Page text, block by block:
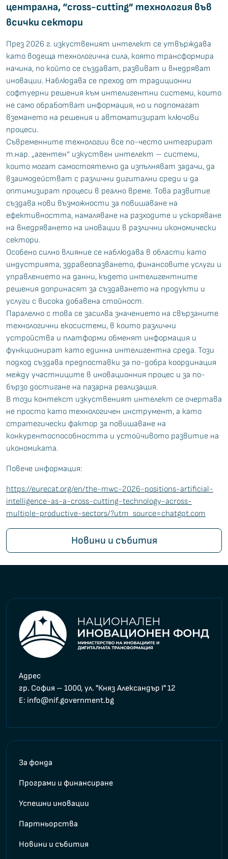
Новини и събития
централна, “cross-cutting” технология във
всички сектори
През 2026 г. изкуственият интелект се утвърждава
като водеща технологична сила, която трансформира
начина, по който се създават, развиват и внедряват
иновации. Наблюдава се преход от традиционни
софтуерни решения към интелигентни системи, които
не само обработват информация, но и подпомагат
вземането на решения и автоматизират ключови
процеси.
Съвременните технологии все по-често интегрират
т.нар. „агентен“ изкуствен интелект – системи,
които могат самостоятелно да изпълняват задачи, да
взаимодействат с различни дигитални среди и да
оптимизират процеси в реално време. Това развитие
създава нови възможности за повишаване на
ефективността, намаляване на разходите и ускоряване
на внедряването на иновации в различни икономически
сектори.
Особено силно влияние се наблюдава в области като
индустрията, здравеопазването, финансовите услуги и
управлението на данни, където интелигентните
решения допринасят за създаването на продукти и
услуги с висока добавена стойност.
Паралелно с това се засилва значението на свързаните
технологични екосистеми, в които различни
устройства и платформи обменят информация и
функционират като единна интелигентна среда. Този
подход създава предпоставки за по-добра координация
между участниците в иновационния процес и за по-
бързо достигане на пазарна реализация.
В този контекст изкуственият интелект се очертава
не просто като технологичен инструмент, а като
стратегически фактор за повишаване на
конкурентоспособността и устойчивото развитие на
икономиката.
Повече информация:
https://eurecat.org/en/the-mwc-2026-positions-artificial-
intelligence-as-a-cross-cutting-technology-across-
multiple-productive-sectors/?utm_source=chatgpt.com
Адрес
гр. София – 1000, ул. "Княз Александър I" 12
E: info@nif.government.bg
За фонда
Програми и финансиране
Успешни иновации
Партньорства
Новини и събития